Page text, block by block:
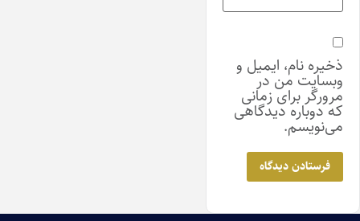
ذخیره نام، ایمیل و
وبسایت من در
مرورگر برای زمانی
که دوباره دیدگاهی
می‌نویسم.